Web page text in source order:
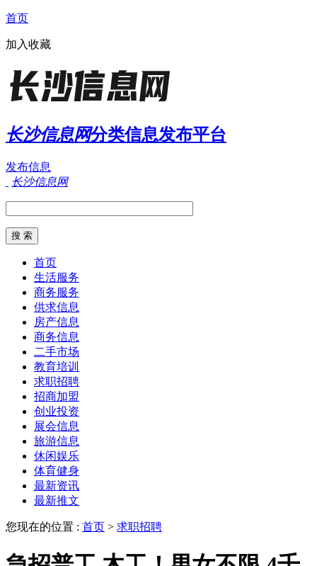
首页
加入收藏
长沙信息网分类信息发布平台
发布信息
长沙信息网
首页
生活服务
商务服务
供求信息
房产信息
商务信息
二手市场
教育培训
求职招聘
招商加盟
创业投资
展会信息
旅游信息
休闲娱乐
体育健身
最新资讯
最新推文
您现在的位置 : 首页 > 求职招聘